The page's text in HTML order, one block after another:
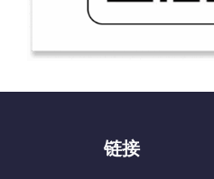
链接